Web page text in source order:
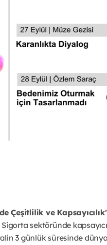
Çeşitlilik ve
sektöründe
3 günlük süresinde